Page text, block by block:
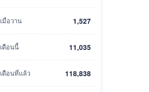
เมื่อวาน 1,527
เดือนนี้ 11,035
เดือนที่แล้ว 118,838